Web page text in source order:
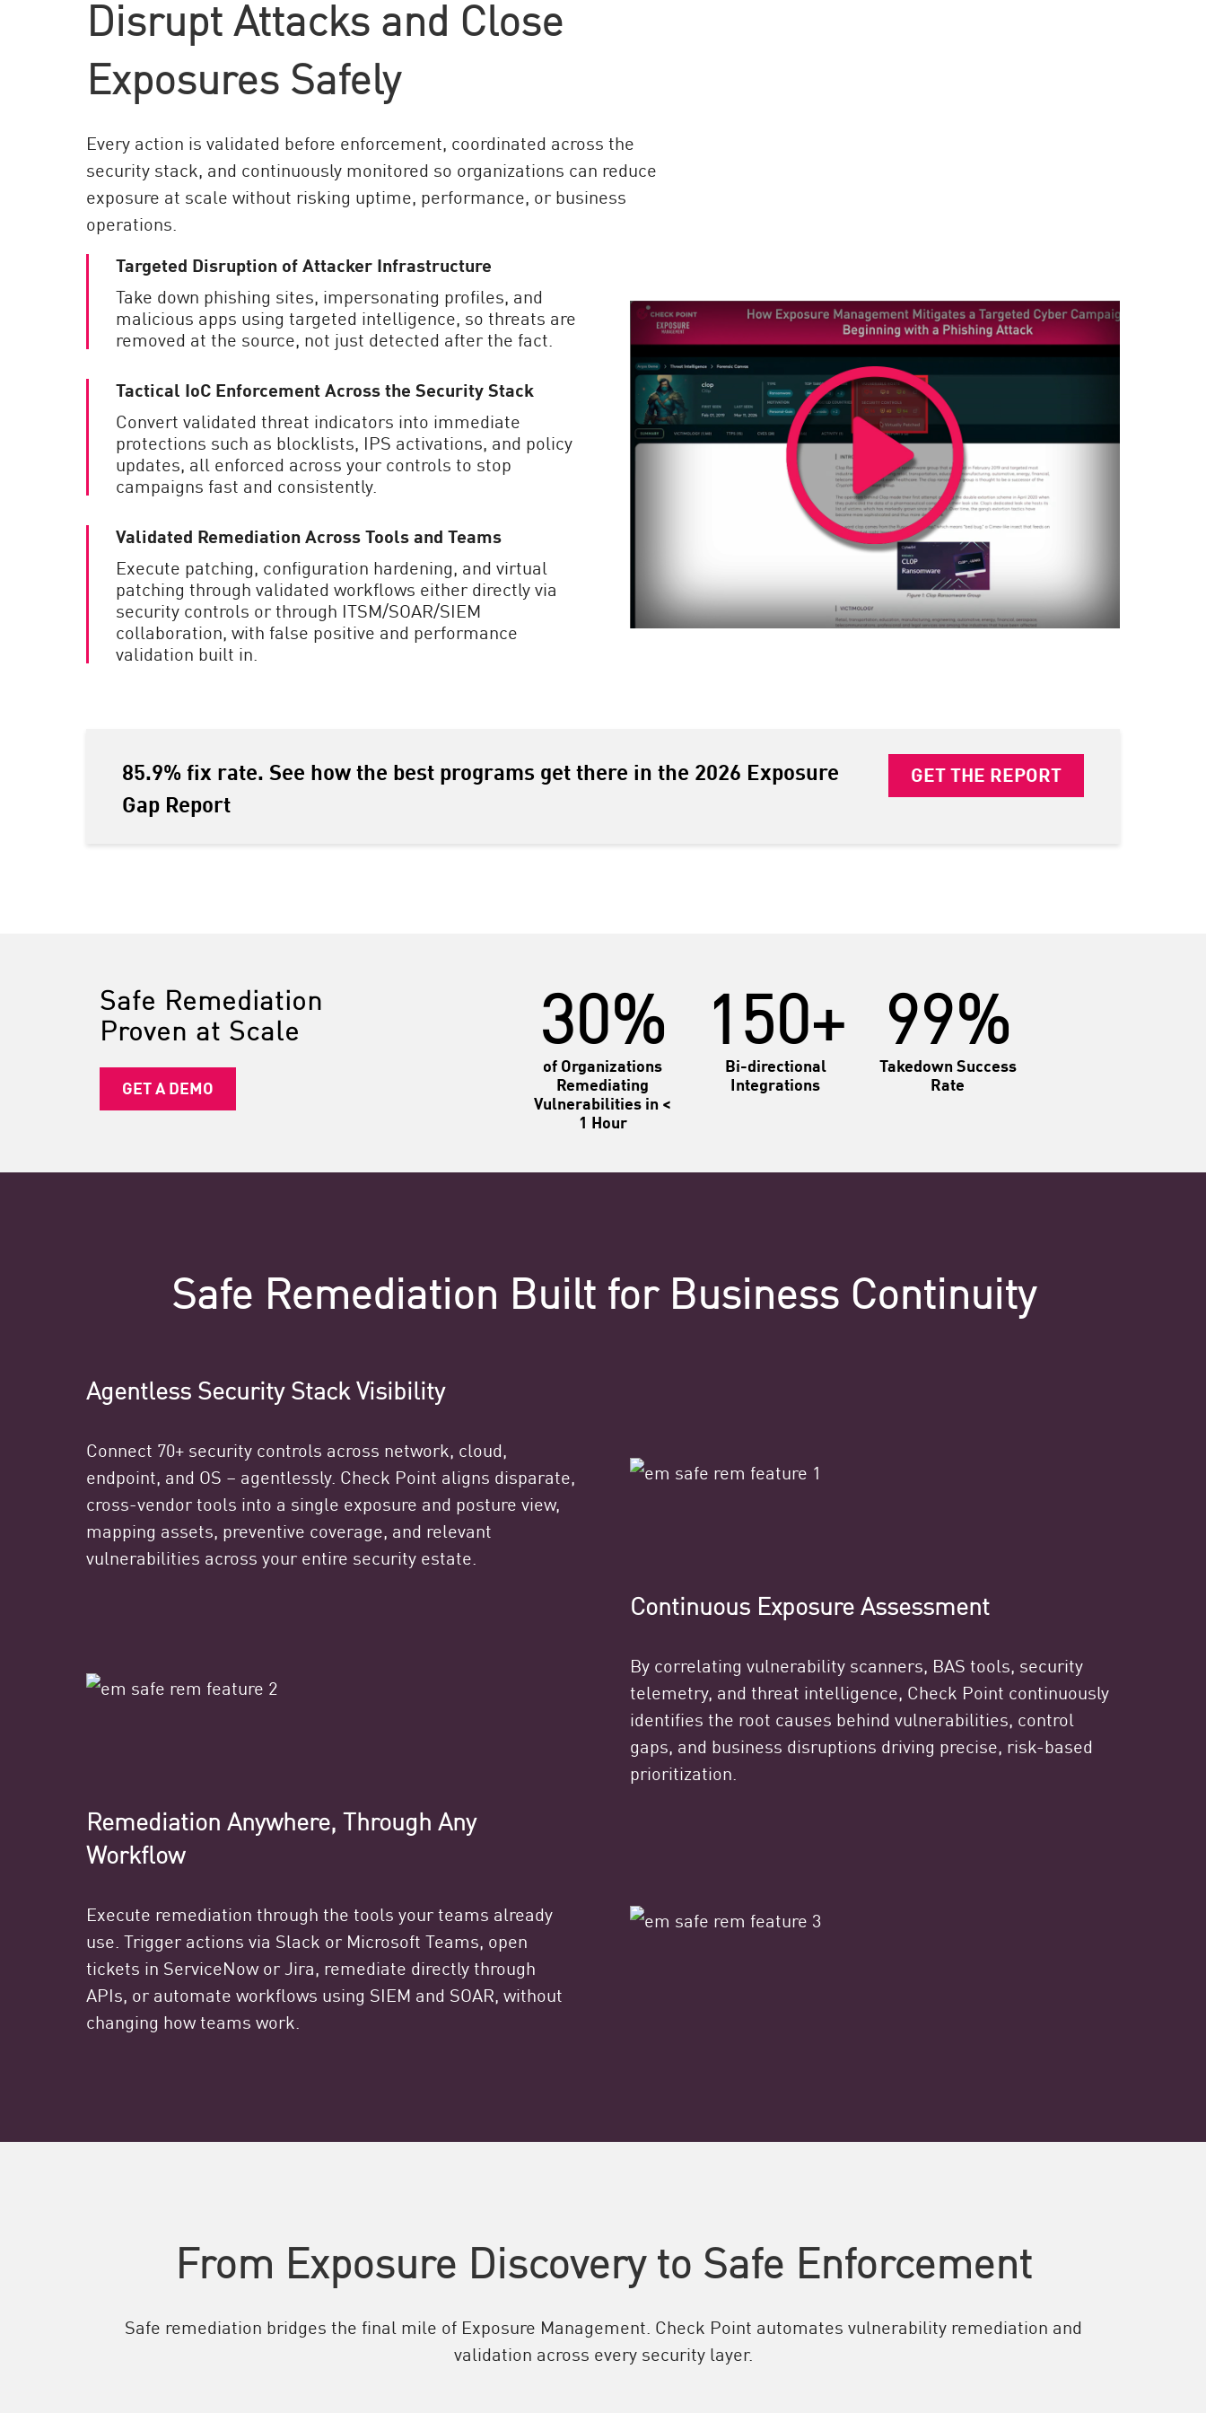
AI Agent Security
Disrupt Attacks and Close
Exposures Safely
Every action is validated before enforcement, coordinated across the
security stack, and continuously monitored so organizations can reduce
exposure at scale without risking uptime, performance, or business
operations.
Targeted Disruption of Attacker Infrastructure
Take down phishing sites, impersonating profiles, and
malicious apps using targeted intelligence, so threats are
removed at the source, not just detected after the fact.
Tactical IoC Enforcement Across the Security Stack
Convert validated threat indicators into immediate
protections such as blocklists, IPS activations, and policy
updates, all enforced across your controls to stop
campaigns fast and consistently.
Validated Remediation Across Tools and Teams
Execute patching, configuration hardening, and virtual
patching through validated workflows either directly via
security controls or through ITSM/SOAR/SIEM
collaboration, with false positive and performance
validation built in.
85.9% fix rate. See how the best programs get there in the 2026 Exposure
Gap Report
GET THE REPORT
Safe Remediation
Proven at Scale
GET A DEMO
30%
of Organizations
Remediating
Vulnerabilities in <
1 Hour
150+
Bi-directional
Integrations
99%
Takedown Success
Rate
Safe Remediation Built for Business Continuity
Agentless Security Stack Visibility
Connect 70+ security controls across network, cloud,
endpoint, and OS – agentlessly. Check Point aligns disparate,
cross-vendor tools into a single exposure and posture view,
mapping assets, preventive coverage, and relevant
vulnerabilities across your entire security estate.
Continuous Exposure Assessment
By correlating vulnerability scanners, BAS tools, security
telemetry, and threat intelligence, Check Point continuously
identifies the root causes behind vulnerabilities, control
gaps, and business disruptions driving precise, risk-based
prioritization.
Remediation Anywhere, Through Any
Workflow
Execute remediation through the tools your teams already
use. Trigger actions via Slack or Microsoft Teams, open
tickets in ServiceNow or Jira, remediate directly through
APIs, or automate workflows using SIEM and SOAR, without
changing how teams work.
From Exposure Discovery to Safe Enforcement
Safe remediation bridges the final mile of Exposure Management. Check Point automates vulnerability remediation and
validation across every security layer.